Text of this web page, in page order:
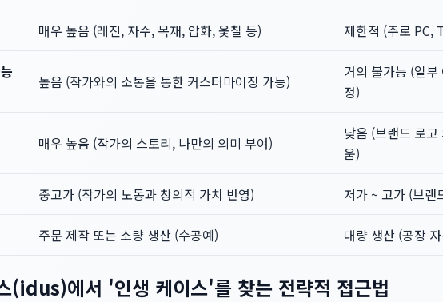
매우 높음 (레진, 자수, 목재, 압화, 옻칠 등) 제한적 (주로 PC,
높음 (작가와의 소통을 통한 커스터마이징 가능)
거의 불가능 (일
정)
매우 높음 (작가의 스토리, 나만의 의미 부여)
낮음 (브랜드 로
움)
중고가 (작가의 노동과 창의적 가치 반영) 저가 ~ 고가 (브랜
주문 제작 또는 소량 생산 (수공예) 대량 생산 (공장
(idus)에서 '인생 케이스'를 찾는 전략적 접근법